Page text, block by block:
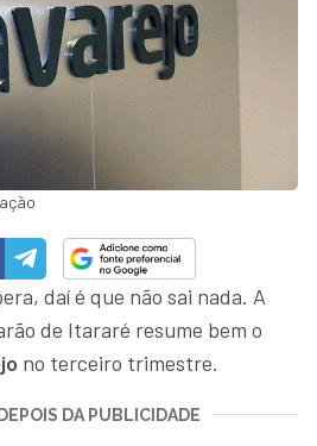
daí é que não sai nada. A
de Itararé resume bem o
no terceiro trimestre.
DA PUBLICIDADE